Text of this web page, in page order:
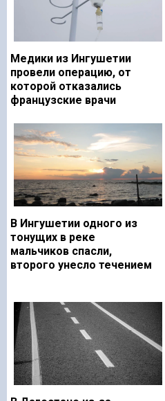
Медики из Ингушетии
провели операцию, от
которой отказались
французские врачи
В Ингушетии одного из
тонущих в реке
мальчиков спасли,
второго унесло течением